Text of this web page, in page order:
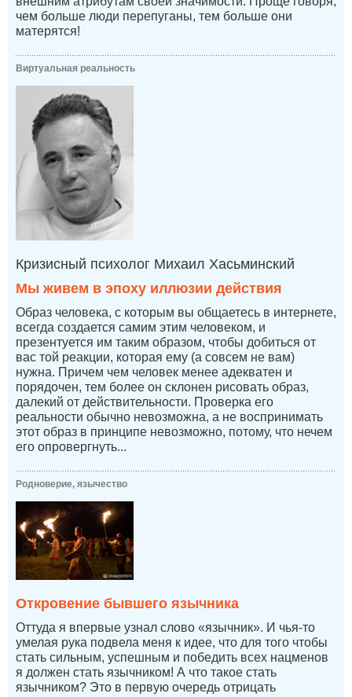
чем больше люди перепуганы, тем больше они
матерятся!
Виртуальная реальность
Кризисный психолог Михаил Хасьминский
Мы живем в эпоху иллюзии действия
Образ человека, с которым вы общаетесь в интернете,
всегда создается самим этим человеком, и
презентуется им таким образом, чтобы добиться от
вас той реакции, которая ему (а совсем не вам)
нужна. Причем чем человек менее адекватен и
порядочен, тем более он склонен рисовать образ,
далекий от действительности. Проверка его
реальности обычно невозможна, а не воспринимать
этот образ в принципе невозможно, потому, что нечем
его опровергнуть...
Родноверие, язычество
Откровение бывшего язычника
Оттуда я впервые узнал слово «язычник». И чья-то
умелая рука подвела меня к идее, что для того чтобы
стать сильным, успешным и победить всех нацменов
я должен стать язычником! А что такое стать
язычником? Это в первую очередь отрицать